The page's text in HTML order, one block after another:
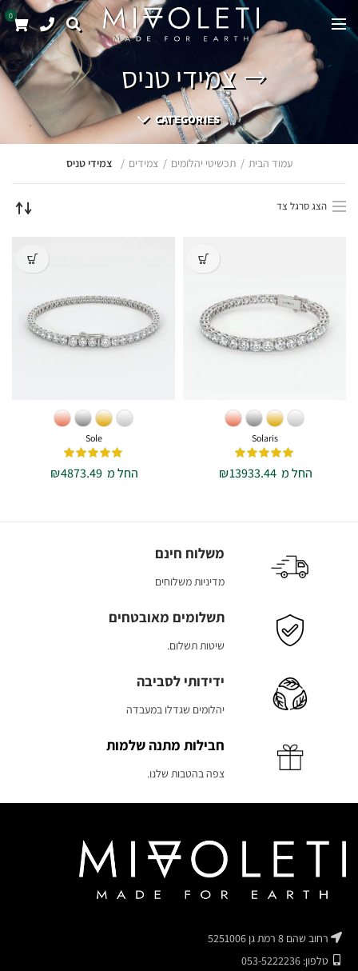
0
צמידי טניס
CATEGORIES
עמוד הבית תכשיטי יהלומים צמידים צמידי טניס
הצג סרגל צד
Solaris
החל מ ₪13933.44
Sole
החל מ ₪4873.49
משלוח חינם
מדיניות משלוחים
תשלומים מאובטחים
שיטות תשלום.
ידידותי לסביבה
יהלומים שגדלו במעבדה
חבילות מתנה שלמות
צפה בהטבות שלנו.
רחוב שהם 8 רמת גן 5251006
טלפון: 053-5222236